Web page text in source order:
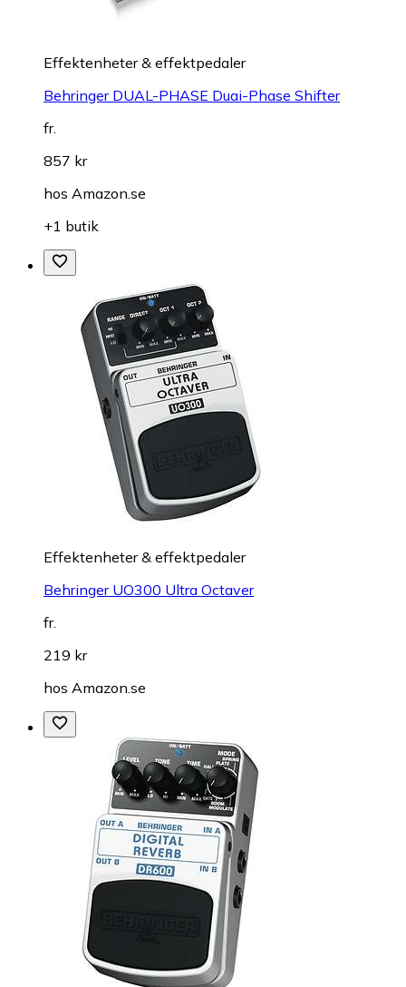
Effektenheter & effektpedaler
Behringer DUAL-PHASE Duai-Phase Shifter
fr.
857 kr
hos Amazon.se
+1 butik
Effektenheter & effektpedaler
Behringer UO300 Ultra Octaver
fr.
219 kr
hos Amazon.se